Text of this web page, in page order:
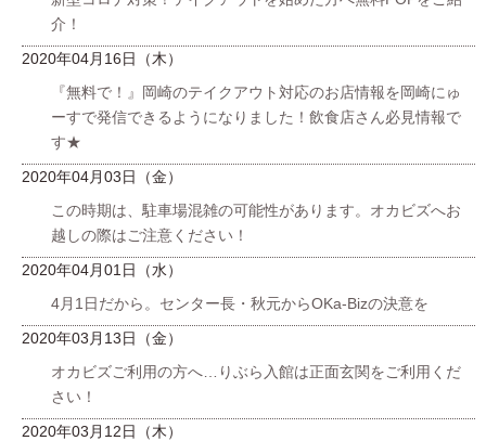
介！
2020年04月16日（木）
『無料で！』岡崎のテイクアウト対応のお店情報を岡崎にゅ
ーすで発信できるようになりました！飲食店さん必見情報で
す★
2020年04月03日（金）
この時期は、駐車場混雑の可能性があります。オカビズへお
越しの際はご注意ください！
2020年04月01日（水）
4月1日だから。センター長・秋元からOKa-Bizの決意を
2020年03月13日（金）
オカビズご利用の方へ…りぶら入館は正面玄関をご利用くだ
さい！
2020年03月12日（木）